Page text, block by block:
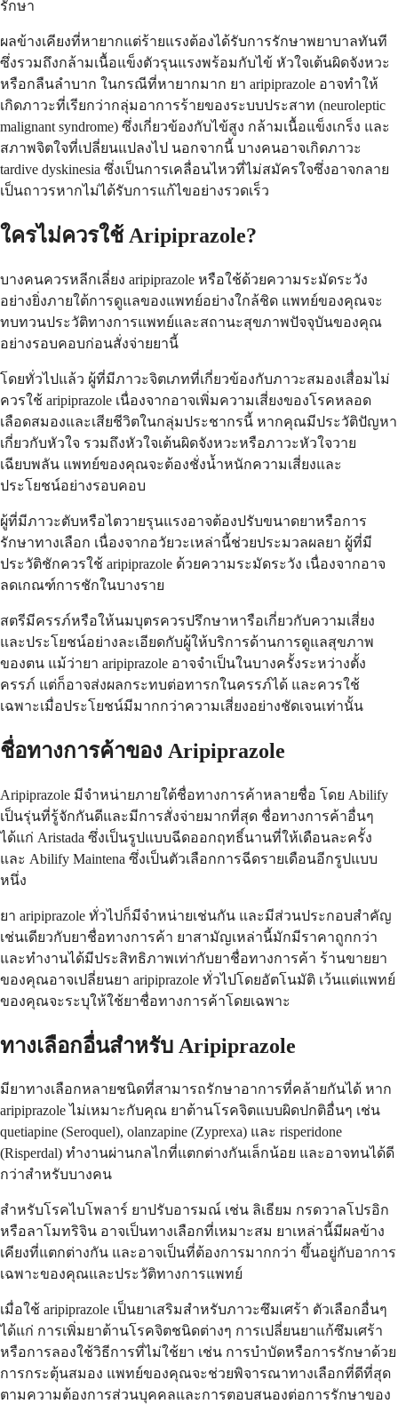
รักษา
ผลข้างเคียงที่หายากแต่ร้ายแรงต้องได้รับการรักษาพยาบาลทันที
ซึ่งรวมถึงกล้ามเนื้อแข็งตัวรุนแรงพร้อมกับไข้ หัวใจเต้นผิดจังหวะ
หรือกลืนลำบาก ในกรณีที่หายากมาก ยา aripiprazole อาจทำให้
เกิดภาวะที่เรียกว่ากลุ่มอาการร้ายของระบบประสาท (neuroleptic
malignant syndrome) ซึ่งเกี่ยวข้องกับไข้สูง กล้ามเนื้อแข็งเกร็ง และ
สภาพจิตใจที่เปลี่ยนแปลงไป นอกจากนี้ บางคนอาจเกิดภาวะ
tardive dyskinesia ซึ่งเป็นการเคลื่อนไหวที่ไม่สมัครใจซึ่งอาจกลาย
เป็นถาวรหากไม่ได้รับการแก้ไขอย่างรวดเร็ว
ใครไม่ควรใช้ Aripiprazole?
บางคนควรหลีกเลี่ยง aripiprazole หรือใช้ด้วยความระมัดระวัง
อย่างยิ่งภายใต้การดูแลของแพทย์อย่างใกล้ชิด แพทย์ของคุณจะ
ทบทวนประวัติทางการแพทย์และสถานะสุขภาพปัจจุบันของคุณ
อย่างรอบคอบก่อนสั่งจ่ายยานี้
โดยทั่วไปแล้ว ผู้ที่มีภาวะจิตเภทที่เกี่ยวข้องกับภาวะสมองเสื่อมไม่
ควรใช้ aripiprazole เนื่องจากอาจเพิ่มความเสี่ยงของโรคหลอด
เลือดสมองและเสียชีวิตในกลุ่มประชากรนี้ หากคุณมีประวัติปัญหา
เกี่ยวกับหัวใจ รวมถึงหัวใจเต้นผิดจังหวะหรือภาวะหัวใจวาย
เฉียบพลัน แพทย์ของคุณจะต้องชั่งน้ำหนักความเสี่ยงและ
ประโยชน์อย่างรอบคอบ
ผู้ที่มีภาวะตับหรือไตวายรุนแรงอาจต้องปรับขนาดยาหรือการ
รักษาทางเลือก เนื่องจากอวัยวะเหล่านี้ช่วยประมวลผลยา ผู้ที่มี
ประวัติชักควรใช้ aripiprazole ด้วยความระมัดระวัง เนื่องจากอาจ
ลดเกณฑ์การชักในบางราย
สตรีมีครรภ์หรือให้นมบุตรควรปรึกษาหารือเกี่ยวกับความเสี่ยง
และประโยชน์อย่างละเอียดกับผู้ให้บริการด้านการดูแลสุขภาพ
ของตน แม้ว่ายา aripiprazole อาจจำเป็นในบางครั้งระหว่างตั้ง
ครรภ์ แต่ก็อาจส่งผลกระทบต่อทารกในครรภ์ได้ และควรใช้
เฉพาะเมื่อประโยชน์มีมากกว่าความเสี่ยงอย่างชัดเจนเท่านั้น
ชื่อทางการค้าของ Aripiprazole
Aripiprazole มีจำหน่ายภายใต้ชื่อทางการค้าหลายชื่อ โดย Abilify
เป็นรุ่นที่รู้จักกันดีและมีการสั่งจ่ายมากที่สุด ชื่อทางการค้าอื่นๆ
ได้แก่ Aristada ซึ่งเป็นรูปแบบฉีดออกฤทธิ์นานที่ให้เดือนละครั้ง
และ Abilify Maintena ซึ่งเป็นตัวเลือกการฉีดรายเดือนอีกรูปแบบ
หนึ่ง
ยา aripiprazole ทั่วไปก็มีจำหน่ายเช่นกัน และมีส่วนประกอบสำคัญ
เช่นเดียวกับยาชื่อทางการค้า ยาสามัญเหล่านี้มักมีราคาถูกกว่า
และทำงานได้มีประสิทธิภาพเท่ากับยาชื่อทางการค้า ร้านขายยา
ของคุณอาจเปลี่ยนยา aripiprazole ทั่วไปโดยอัตโนมัติ เว้นแต่แพทย์
ของคุณจะระบุให้ใช้ยาชื่อทางการค้าโดยเฉพาะ
ทางเลือกอื่นสำหรับ Aripiprazole
มียาทางเลือกหลายชนิดที่สามารถรักษาอาการที่คล้ายกันได้ หาก
aripiprazole ไม่เหมาะกับคุณ ยาต้านโรคจิตแบบผิดปกติอื่นๆ เช่น
quetiapine (Seroquel), olanzapine (Zyprexa) และ risperidone
(Risperdal) ทำงานผ่านกลไกที่แตกต่างกันเล็กน้อย และอาจทนได้ดี
กว่าสำหรับบางคน
สำหรับโรคไบโพลาร์ ยาปรับอารมณ์ เช่น ลิเธียม กรดวาลโปรอิก
หรือลาโมทริจิน อาจเป็นทางเลือกที่เหมาะสม ยาเหล่านี้มีผลข้าง
เคียงที่แตกต่างกัน และอาจเป็นที่ต้องการมากกว่า ขึ้นอยู่กับอาการ
เฉพาะของคุณและประวัติทางการแพทย์
เมื่อใช้ aripiprazole เป็นยาเสริมสำหรับภาวะซึมเศร้า ตัวเลือกอื่นๆ
ได้แก่ การเพิ่มยาต้านโรคจิตชนิดต่างๆ การเปลี่ยนยาแก้ซึมเศร้า
หรือการลองใช้วิธีการที่ไม่ใช้ยา เช่น การบำบัดหรือการรักษาด้วย
การกระตุ้นสมอง แพทย์ของคุณจะช่วยพิจารณาทางเลือกที่ดีที่สุด
ตามความต้องการส่วนบุคคลและการตอบสนองต่อการรักษาของ